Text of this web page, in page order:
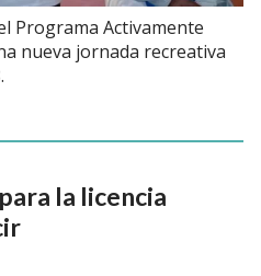
Programa Activamente
nueva jornada recreativa
la licencia